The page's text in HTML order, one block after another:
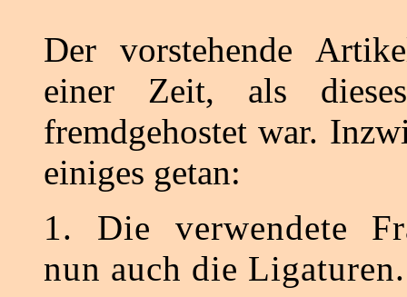
Der vorstehende
einer Zeit, als
fremdgehostet war.
einiges getan:
1. Die verwendete
nun auch die Ligaturen.